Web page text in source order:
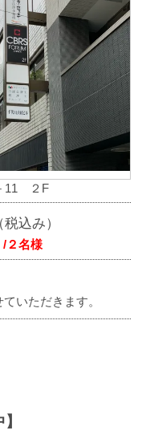
11 ２F
税込み）
/２名様
いただきます。